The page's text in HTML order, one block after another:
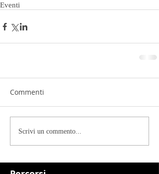
Eventi
Commenti
Scrivi un commento...